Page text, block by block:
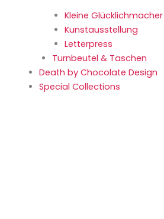
Kleine Glücklich­macher
Kunstaus­stellung
Letterpress
Turnbeutel & Taschen
Death by Chocolate Design
Special Collections